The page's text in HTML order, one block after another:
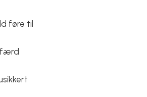
føre til